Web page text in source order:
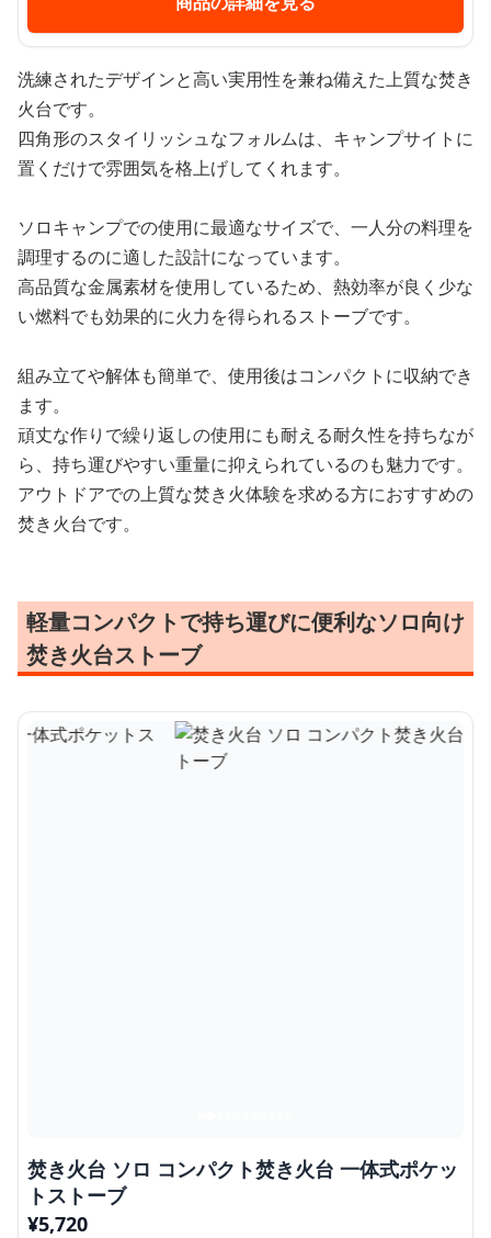
洗練されたデザインと高い実用性を兼ね備えた上質な焚き
火台です。
四角形のスタイリッシュなフォルムは、キャンプサイトに
置くだけで雰囲気を格上げしてくれます。
ソロキャンプでの使用に最適なサイズで、一人分の料理を
調理するのに適した設計になっています。
高品質な金属素材を使用しているため、熱効率が良く少な
い燃料でも効果的に火力を得られるストーブです。
組み立てや解体も簡単で、使用後はコンパクトに収納でき
ます。
頑丈な作りで繰り返しの使用にも耐える耐久性を持ちなが
ら、持ち運びやすい重量に抑えられているのも魅力です。
アウトドアでの上質な焚き火体験を求める方におすすめの
焚き火台です。
軽量コンパクトで持ち運びに便利なソロ向け
焚き火台ストーブ
焚き火台 ソロ コンパクト焚き火台 一体式ポケッ
トストーブ
¥5,720